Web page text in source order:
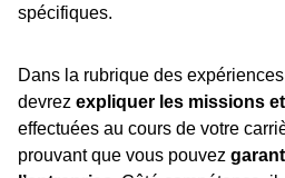
spécifiques.
Dans la rubrique des
devrez expliquer les missions
effectuées au cours de votre
prouvant que vous pouvez